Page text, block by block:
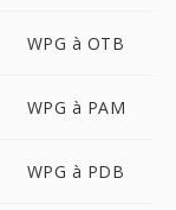
WPG à OTB
WPG à PAM
WPG à PDB